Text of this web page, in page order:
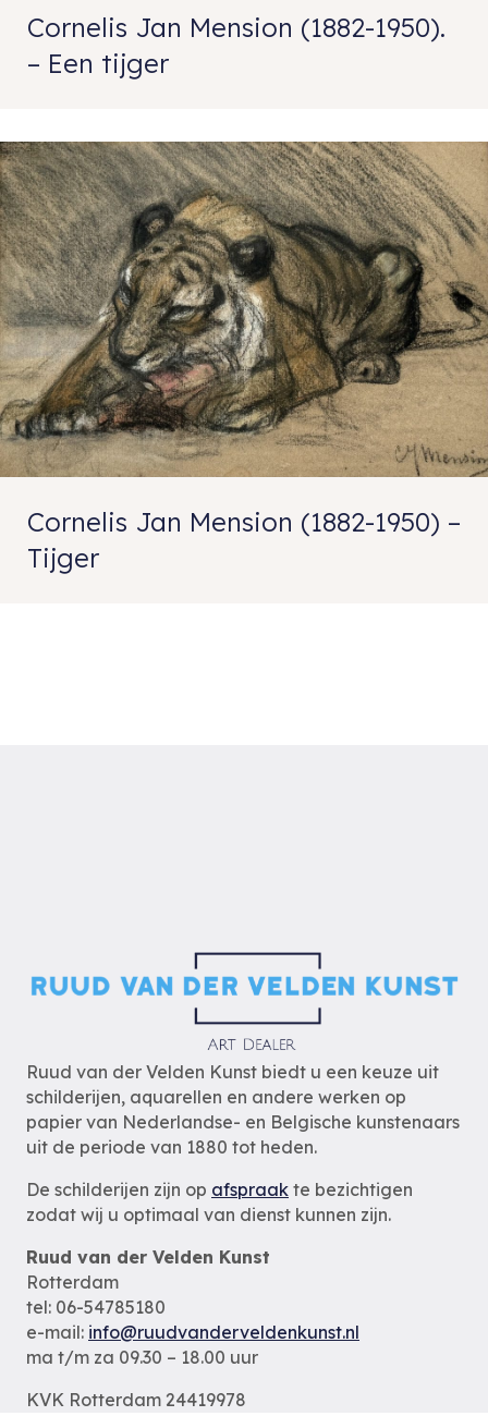
Cornelis Jan Mension (1882-1950).
– Een tijger
Cornelis Jan Mension (1882-1950) –
Tijger
Ruud van der Velden Kunst biedt u een keuze uit
schilderijen, aquarellen en andere werken op
papier van Nederlandse- en Belgische kunstenaars
uit de periode van 1880 tot heden.
De schilderijen zijn op afspraak te bezichtigen
zodat wij u optimaal van dienst kunnen zijn.
Ruud van der Velden Kunst
Rotterdam
tel: 06-54785180
e-mail: info@ruudvanderveldenkunst.nl
ma t/m za 09.30 – 18.00 uur
KVK Rotterdam 24419978